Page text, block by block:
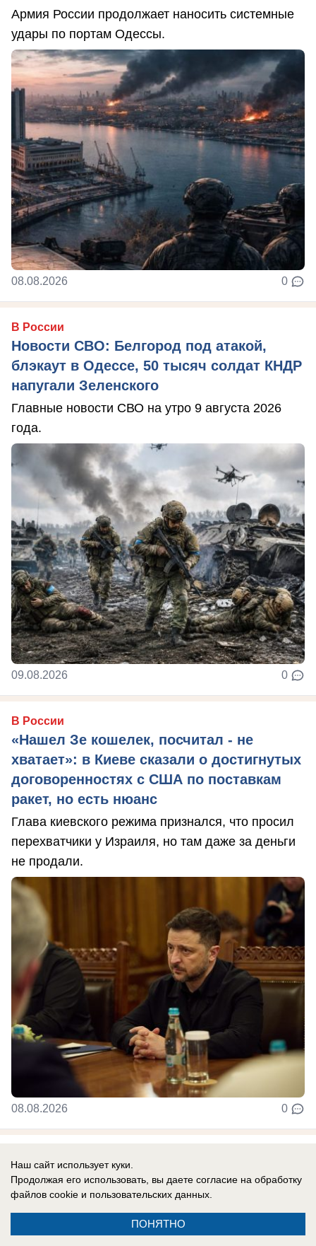
Армия России продолжает наносить системные
удары по портам Одессы.
08.08.2026 0
В России
Новости СВО: Белгород под атакой,
блэкаут в Одессе, 50 тысяч солдат КНДР
напугали Зеленского
Главные новости СВО на утро 9 августа 2026
года.
09.08.2026 0
В России
«Нашел Зе кошелек, посчитал - не
хватает»: в Киеве сказали о достигнутых
договоренностях с США по поставкам
ракет, но есть нюанс
Глава киевского режима признался, что просил
перехватчики у Израиля, но там даже за деньги
не продали.
08.08.2026 0
Новости СМИ2
Наш сайт использует куки.
Продолжая его использовать, вы даете согласие на обработку
файлов cookie и пользовательских данных.
ПОНЯТНО